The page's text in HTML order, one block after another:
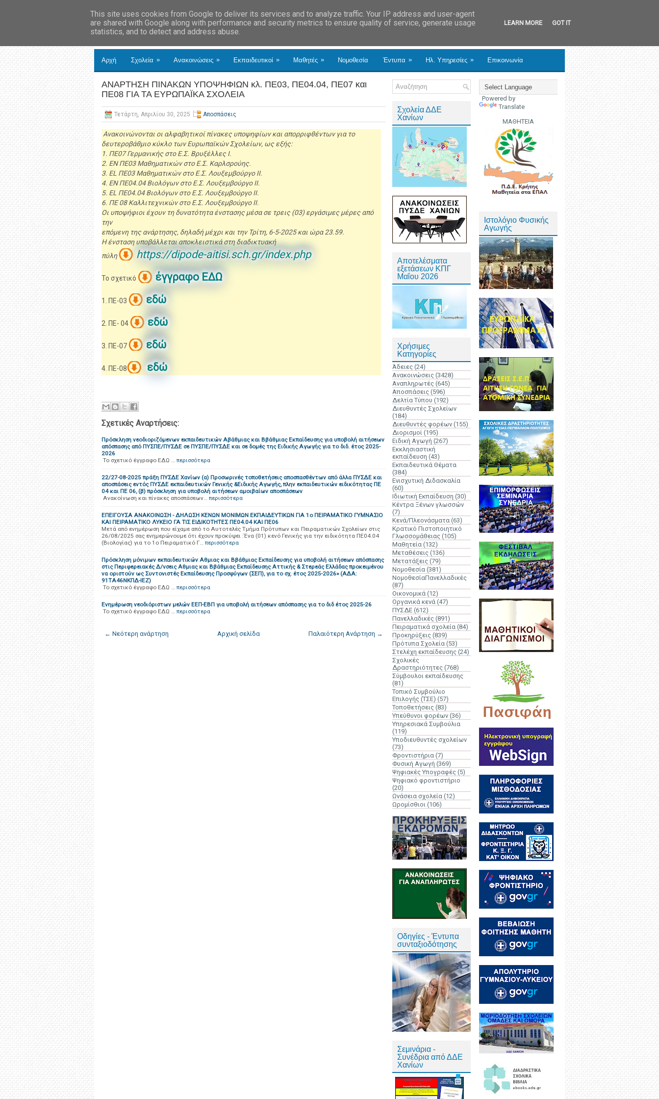
Αρχή Σχολεία » Ανακοινώσεις » Εκπαιδευτικοί » Μαθητές » Νομοθεσία Έντυπα » Ηλ. Υπηρεσίες » Επικοινωνία
ΑΝΑΡΤΗΣΗ ΠΙΝΑΚΩΝ ΥΠΟΨΗΦΙΩΝ κλ. ΠΕ03, ΠΕ04.04, ΠΕ07 και
ΠΕ08 ΓΙΑ ΤΑ ΕΥΡΩΠΑΪΚΑ ΣΧΟΛΕΙΑ
Τετάρτη, Απριλίου 30, 2025 Αποσπάσεις
Ανακοινώνονται οι αλφαβητικοί πίνακες υποψηφίων και απορριφθέντων για το
δευτεροβάθμιο κύκλο των Ευρωπαϊκών Σχολείων, ως εξής:
1. ΠΕ07 Γερμανικής στο Ε.Σ. Βρυξέλλες Ι.
2. EN ΠΕ03 Μαθηματικών στο Ε.Σ. Καρλσρούης.
3. EL ΠΕ03 Μαθηματικών στο Ε.Σ. Λουξεμβούργο ΙΙ.
4. EN ΠΕ04.04 Βιολόγων στο Ε.Σ. Λουξεμβούργο ΙΙ.
5. EL ΠΕ04.04 Βιολόγων στο Ε.Σ. Λουξεμβούργο ΙΙ.
6. ΠΕ 08 Καλλιτεχνικών στο Ε.Σ. Λουξεμβούργο ΙΙ.
Οι υποψήφιοι έχουν τη δυνατότητα ένστασης μέσα σε τρεις (03) εργάσιμες μέρες από
την
επόμενη της ανάρτησης, δηλαδή μέχρι και την Τρίτη, 6-5-2025 και ώρα 23.59.
Η ένσταση υποβάλλεται αποκλειστικά στη διαδικτυακή
πύλη
https://dipode-aitisi.sch.gr/index.php
Το σχετικό έγγραφο ΕΔΩ
1. ΠΕ-03 εδώ
2. ΠΕ- 04 εδώ
3. ΠΕ-07 εδώ
4. ΠΕ-08 εδώ
Σχετικές Αναρτήσεις:
Πρόσκληση νεοδιοριζόμενων εκπαιδευτικών Αβάθμιας και Ββάθμιας Εκπαίδευσης για υποβολή αιτήσεων
απόσπασης από ΠΥΣΠΕ/ΠΥΣΔΕ σε ΠΥΣΠΕ/ΠΥΣΔΕ και σε δομές της Ειδικής Αγωγής για το διδ. έτος 2025-
2026
Το σχετικό έγγραφο ΕΔΩ … περισσότερα
22/27-08-2025 πράξη ΠΥΣΔΕ Χανίων (α) Προσωρινές τοποθετήσεις αποσπασθέντων από άλλα ΠΥΣΔΕ και
αποσπάσεις εντός ΠΥΣΔΕ εκπαιδευτικών Γενικής &Ειδικής Αγωγής, πλην εκπαιδευτικών ειδικότητας ΠΕ
04 και ΠΕ 06, (β) πρόσκληση για υποβολή αιτήσεων αμοιβαίων αποσπάσεων
Ανακοίνωση και πίνακες αποσπάσεων… περισσότερα
ΕΠΕΙΓΟΥΣΑ ΑΝΑΚΟΙΝΩΣΗ - ΔΗΛΩΣΗ ΚΕΝΩΝ ΜΟΝΙΜΩΝ ΕΚΠΑΙΔΕΥΤΙΚΩΝ ΓΙΑ 1ο ΠΕΙΡΑΜΑΤΙΚΟ ΓΥΜΝΑΣΙΟ
ΚΑΙ ΠΕΙΡΑΜΑΤΙΚΟ ΛΥΚΕΙΟ ΓΑ ΤΙΣ ΕΙΔΙΚΟΤΗΤΕΣ ΠΕ04.04 ΚΑΙ ΠΕ06
Μετά από ενημέρωση που είχαμε από το Αυτοτελές Τμήμα Πρότυπων και Πειραματικών Σχολείων στις
26/08/2025 σας ενημερώνουμε ότι έχουν προκύψει :Ένα (01) κενό Γενικής για την ειδικότητα ΠΕ04.04
(Βιολογίας) για το 1ο Πειραματικό Γ… περισσότερα
Πρόσκληση μόνιμων εκπαιδευτικών Αθμιας και Ββάθμιας Εκπαίδευσης για υποβολή αιτήσεων απόσπασης
στις Περιφερειακές Δ/νσεις Αθμιας και Ββάθμιας Εκπαίδευσης Αττικής & Στερεάς Ελλάδας προκειμένου
να οριστούν ως Συντονιστές Εκπαίδευσης Προσφύγων (ΣΕΠ), για το σχ. έτος 2025-2026» (ΑΔΑ:
91ΤΑ46ΝΚΠΔ-ΙΕΖ)
Το σχετικό έγγραφο ΕΔΩ … περισσότερα
Ενημέρωση νεοδιόριστων μελών ΕΕΠ-ΕΒΠ για υποβολή αιτήσεων απόσπασης για το διδ έτος 2025-26
Το σχετικό έγγραφο ΕΔΩ … περισσότερα
← Νεότερη ανάρτηση Παλαιότερη Ανάρτηση →
Αρχική σελίδα
Σχολεία ΔΔΕ
Χανίων
Αποτελέσματα
εξετάσεων ΚΠΓ
Μαΐου 2026
Χρήσιμες
Κατηγορίες
Άδειες (24)
Ανακοινώσεις (3428)
Αναπληρωτές (645)
Αποσπάσεις (596)
Δελτία Τύπου (192)
Διευθυντές Σχολείων
(184)
Διευθυντές φορέων (155)
Διορισμοί (195)
Ειδική Αγωγή (267)
Εκκλησιαστική
εκπαίδευση (43)
Εκπαιδευτικά Θέματα
(384)
Ενισχυτική Διδασκαλία
(60)
Ιδιωτική Εκπαίδευση (30)
Κέντρα Ξένων γλωσσών
(7)
Κενά/Πλεονάσματα (63)
Κρατικό Πιστοποιητικό
Γλωσσομάθειας (105)
Μαθητεία (132)
Μεταθέσεις (136)
Μετατάξεις (79)
Νομοθεσία (381)
ΝομοθεσίαΠανελλαδικές
(87)
Οικονομικά (12)
Οργανικά κενά (47)
ΠΥΣΔΕ (612)
Πανελλαδικές (891)
Πειραματικά σχολεία (84)
Προκηρύξεις (839)
Πρότυπα Σχολεία (53)
Στελέχη εκπαίδευσης (24)
Σχολικές
Δραστηριότητες (768)
Σύμβουλοι εκπαίδευσης
(81)
Τοπικό Συμβούλιο
Επιλογής (ΤΣΕ) (57)
Τοποθετήσεις (83)
Υπεύθυνοι φορέων (36)
Υπηρεσιακά Συμβούλια
(119)
Υποδιευθυντές σχολείων
(73)
Φροντιστήρια (7)
Φυσική Αγωγή (369)
Ψηφιακές Υπογραφές (5)
Ψηφιακό φροντιστήριο
(20)
Ωνάσεια σχολεία (12)
Ωρομίσθιοι (106)
Οδηγίες - Έντυπα
συνταξιοδότησης
Σεμινάρια -
Συνέδρια από ΔΔΕ
Χανίων
Powered by
Translate
ΜΑΘΗΤΕΙΑ
Ιστολόγιο Φυσικής
Αγωγής
This site uses cookies from Google to deliver its services and to analyze traffic. Your IP address and user-agent
are shared with Google along with performance and security metrics to ensure quality of service, generate usage
statistics, and to detect and address abuse.
LEARN MORE GOT IT